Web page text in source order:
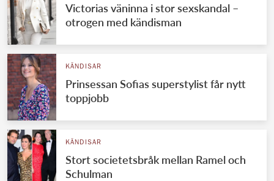
Jordanska kungahuset
Luxemburgska storhertighuset
Japanska kejsarhuset
Thailändska kungahuset
Marockanska kungahuset
Victorias väninna i stor sexskandal –
otrogen med kändisman
KÄNDISAR
Prinsessan Sofias superstylist får nytt
toppjobb
KÄNDISAR
Stort societetsbråk mellan Ramel och
Schulman